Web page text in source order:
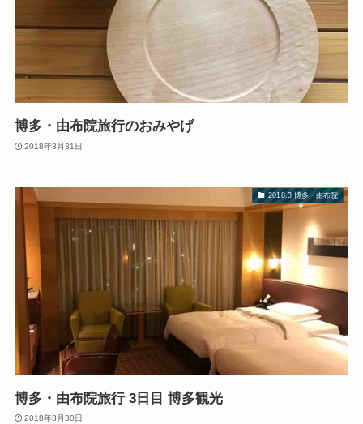
博多・由布院旅行のおみやげ
2018年3月31日
2018.3 博多・由布院
博多・由布院旅行 3日目 博多観光
2018年3月30日